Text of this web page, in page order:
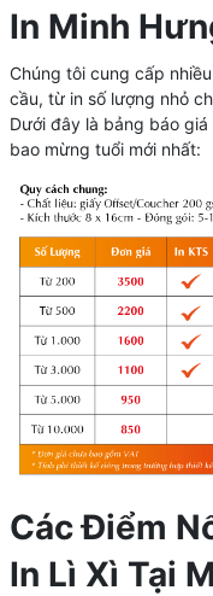
In Minh
Chúng tôi cung cấp
cầu, từ in số lượng nhỏ
Dưới đây là bảng báo
bao mừng tuổi mới nhất:
Các Điểm
In Lì Xì Tại